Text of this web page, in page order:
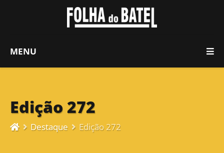
MENU
Edição 272
Destaque Edição 272